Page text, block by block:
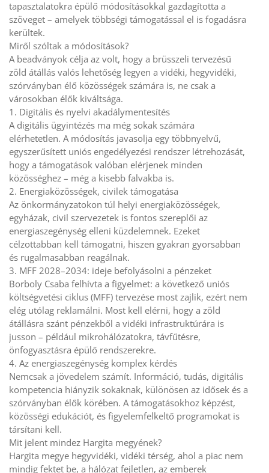
tapasztalatokra épülő módosításokkal gazdagította a
szöveget – amelyek többségi támogatással el is fogadásra
kerültek.
Miről szóltak a módosítások?
A beadványok célja az volt, hogy a brüsszeli tervezésű
zöld átállás valós lehetőség legyen a vidéki, hegyvidéki,
szórványban élő közösségek számára is, ne csak a
városokban élők kiváltsága.
1. Digitális és nyelvi akadálymentesítés
A digitális ügyintézés ma még sokak számára
elérhetetlen. A módosítás javasolja egy többnyelvű,
egyszerűsített uniós engedélyezési rendszer létrehozását,
hogy a támogatások valóban elérjenek minden
közösséghez – még a kisebb falvakba is.
2. Energiaközösségek, civilek támogatása
Az önkormányzatokon túl helyi energiaközösségek,
egyházak, civil szervezetek is fontos szereplői az
energiaszegénység elleni küzdelemnek. Ezeket
célzottabban kell támogatni, hiszen gyakran gyorsabban
és rugalmasabban reagálnak.
3. MFF 2028–2034: ideje befolyásolni a pénzeket
Borboly Csaba felhívta a figyelmet: a következő uniós
költségvetési ciklus (MFF) tervezése most zajlik, ezért nem
elég utólag reklamálni. Most kell elérni, hogy a zöld
átállásra szánt pénzekből a vidéki infrastruktúrára is
jusson – például mikrohálózatokra, távfűtésre,
önfogyasztásra épülő rendszerekre.
4. Az energiaszegénység komplex kérdés
Nemcsak a jövedelem számít. Információ, tudás, digitális
kompetencia hiányzik sokaknak, különösen az idősek és a
szórványban élők körében. A támogatásokhoz képzést,
közösségi edukációt, és figyelemfelkeltő programokat is
társítani kell.
Mit jelent mindez Hargita megyének?
Hargita megye hegyvidéki, vidéki térség, ahol a piac nem
mindig fektet be, a hálózat fejletlen, az emberek